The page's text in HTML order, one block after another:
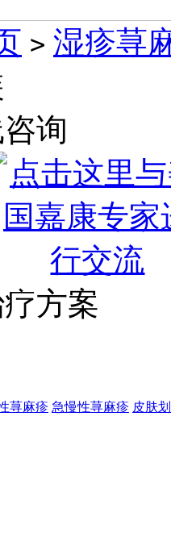
> 湿疹荨
询
方案
荨麻疹 急慢性荨麻疹 皮肤